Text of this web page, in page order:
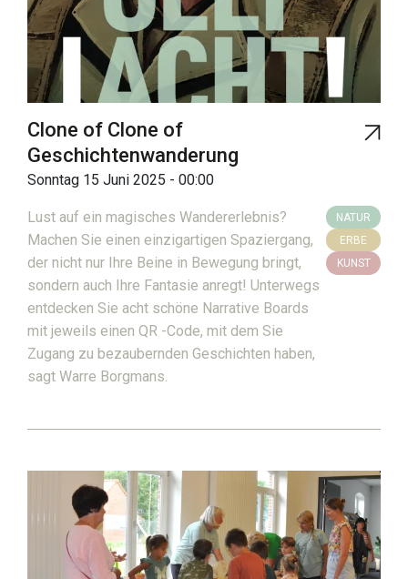
Clone of Clone of
Geschichtenwanderung
Sonntag 15 Juni 2025 - 00:00
Lust auf ein magisches Wandererlebnis?
Machen Sie einen einzigartigen Spaziergang,
der nicht nur Ihre Beine in Bewegung bringt,
sondern auch Ihre Fantasie anregt! Unterwegs
entdecken Sie acht schöne Narrative Boards
mit jeweils einen QR -Code, mit dem Sie
Zugang zu bezaubernden Geschichten haben,
sagt Warre Borgmans.
NATUR
ERBE
KUNST